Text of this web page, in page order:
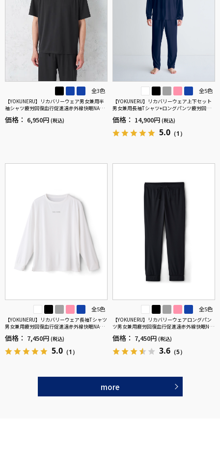
全3色
【YOKUNERU】リカバリーウェア男女兼用半
袖シャツ疲労回復血行促進遠赤外線快眠NANO
MIX(R)【一般医療機器】SS～LLサイズ
価格： 6,950円 (税込)
全5色
【YOKUNERU】リカバリーウェア上下セット
男女兼用長袖Tシャツ+ロングパンツ疲労回復
血行促進遠赤外線快眠NANOMIX(R)【一般医療
機器】SS～LLサイズ
価格： 14,900円 (税込)
5.0 （1）
全5色
【YOKUNERU】リカバリーウェア長袖Tシャツ
男女兼用疲労回復血行促進遠赤外線快眠NANO
MIX(R)【一般医療機器】SS～LLサイズ
価格： 7,450円 (税込)
5.0 （1）
全5色
【YOKUNERU】リカバリーウェアロングパン
ツ男女兼用疲労回復血行促進遠赤外線快眠NA
NOMIX(R)【一般医療機器】SS～LLサイズ
価格： 7,450円 (税込)
3.6 （5）
more